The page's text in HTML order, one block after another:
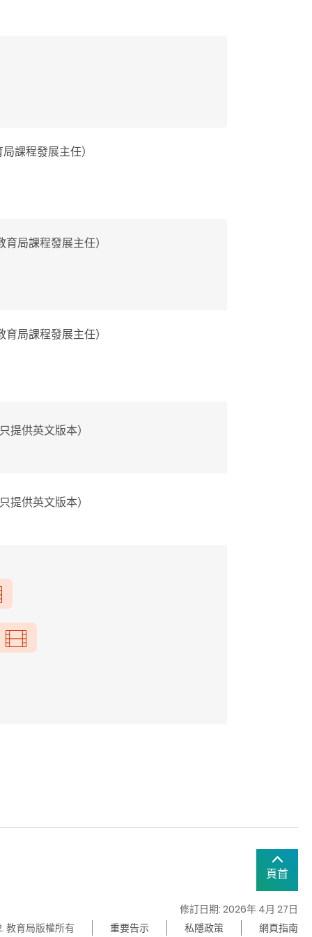
課程發展主任）
局課程發展主任）
局課程發展主任）
提供英文版本）
提供英文版本）
頁首
修訂日期: 2026年 4月 27日
教育局版權所有
重要告示 私隱政策 網頁指南